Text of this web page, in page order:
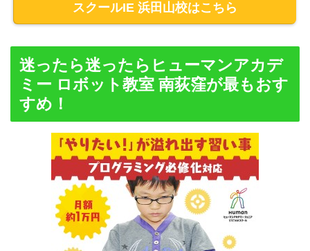
スクールIE 浜田山校はこちら
迷ったら迷ったらヒューマンアカデ
ミー ロボット教室 南荻窪が最もおす
すめ！